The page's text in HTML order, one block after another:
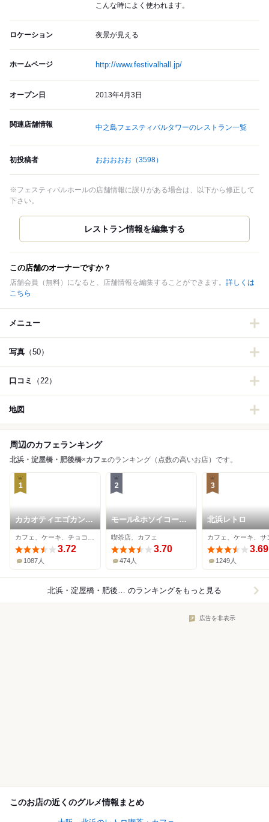
こんな時によく使われます。
ロケーション 夜景が見える
ホームページ http://www.festivalhall.jp/
オープン日 2013年4月3日
関連店舗情報 中之島フェスティバルタワーのレストラン一覧
初投稿者 おおおおお （3598）
※フェスティバルホールの店舗情報に誤りがある場合は、以下から修正して
下さい。
この店舗のオーナーですか？
店舗会員（無料）になると、店舗情報を編集することができます。 詳しくは
こちら
メニュー
写真 （50）
口コミ （22）
地図
周辺のカフェランキング
北浜・淀屋橋・肥後橋×カフェのランキング（点数の高いお店）です。
1
カカオティエゴカン
高麗橋本店
3.72
1087人
2
モール&ホソイコーヒ
ーズ
喫茶店、カフェ
3.70
474人
3
北浜レトロ
3.69
1249人
北浜・淀屋橋・肥後橋×カフェ のランキングをもっと見る
広告を非表示
このお店の近くのグルメ情報まとめ